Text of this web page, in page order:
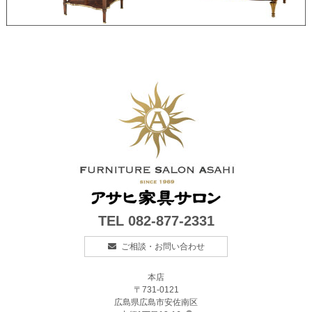
TEL 082-877-2331
ご相談・お問い合わせ
本店
〒731-0121
広島県広島市安佐南区